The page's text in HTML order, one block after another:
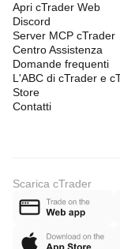
Apri cTrader Web
Discord
Server MCP cTrader
Centro Assistenza
Domande frequenti
L'ABC di cTrader e
Store
Contatti
Scarica cTrader